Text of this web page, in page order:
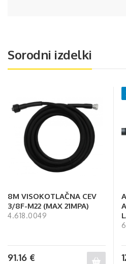
Sorodni izdelki
8M VISOKOTLAČNA CEV
3/8F-M22 (MAX 21MPA)
4.618.0049
91.16 €